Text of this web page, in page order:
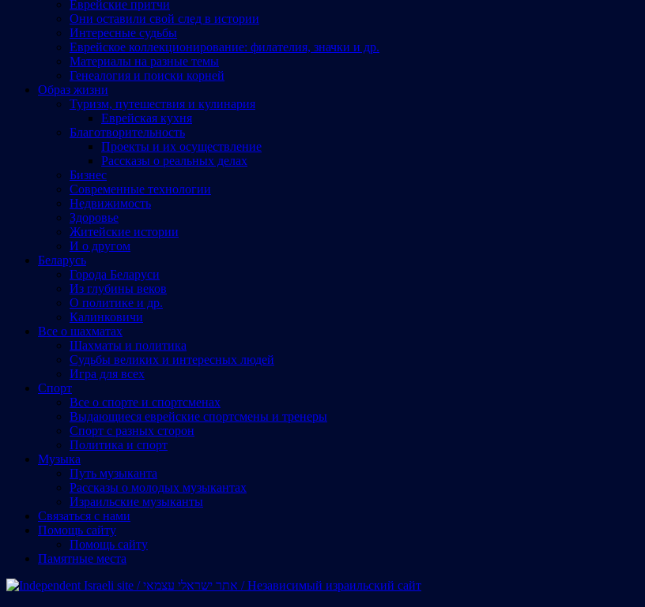
Еврейские притчи
Они оставили свой след в истории
Интересные судьбы
Еврейское коллекционирование: филателия, значки и др.
Материалы на разные темы
Генеалогия и поиски корней
Образ жизни
Туризм, путешествия и кулинария
Еврейская кухня
Благотворительность
Проекты и их осуществление
Рассказы о реальных делах
Бизнес
Современные технологии
Недвижимость
Здоровье
Житейские истории
И о другом
Беларусь
Города Беларуси
Из глубины веков
О политике и др.
Калинковичи
Все о шахматах
Шахматы и политика
Судьбы великих и интересных людей
Игра для всех
Спорт
Все о спорте и спортсменах
Выдающиеся еврейские спортсмены и тренеры
Спорт с разных сторон
Политика и спорт
Музыка
Путь музыканта
Рассказы о молодых музыкантах
Израильские музыканты
Cвязаться с нами
Помощь сайту
Помощь сайту
Памятные места